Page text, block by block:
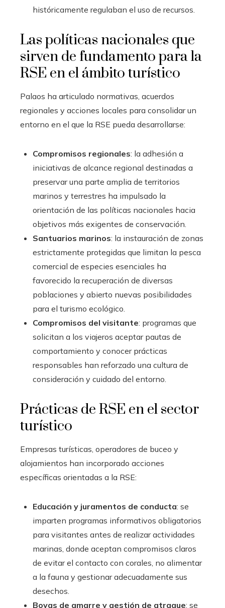
históricamente regulaban el uso de recursos.
Las políticas nacionales que
sirven de fundamento para la
RSE en el ámbito turístico
Palaos ha articulado normativas, acuerdos
regionales y acciones locales para consolidar un
entorno en el que la RSE pueda desarrollarse:
Compromisos regionales: la adhesión a
iniciativas de alcance regional destinadas a
preservar una parte amplia de territorios
marinos y terrestres ha impulsado la
orientación de las políticas nacionales hacia
objetivos más exigentes de conservación.
Santuarios marinos: la instauración de zonas
estrictamente protegidas que limitan la pesca
comercial de especies esenciales ha
favorecido la recuperación de diversas
poblaciones y abierto nuevas posibilidades
para el turismo ecológico.
Compromisos del visitante: programas que
solicitan a los viajeros aceptar pautas de
comportamiento y conocer prácticas
responsables han reforzado una cultura de
consideración y cuidado del entorno.
Prácticas de RSE en el sector
turístico
Empresas turísticas, operadores de buceo y
alojamientos han incorporado acciones
específicas orientadas a la RSE:
Educación y juramentos de conducta: se
imparten programas informativos obligatorios
para visitantes antes de realizar actividades
marinas, donde aceptan compromisos claros
de evitar el contacto con corales, no alimentar
a la fauna y gestionar adecuadamente sus
desechos.
Boyas de amarre y gestión de atraque: se